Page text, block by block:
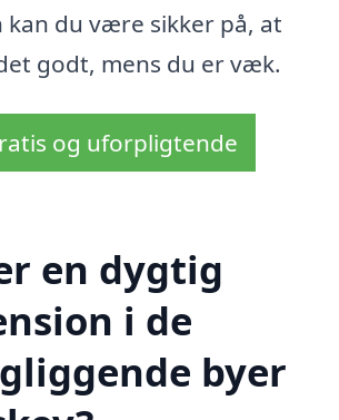
du være sikker på, at
godt, mens du er væk.
og uforpligtende
en dygtig
i de
byer